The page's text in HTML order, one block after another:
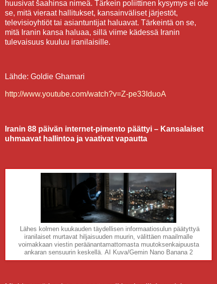
huusivat šaahinsa nimeä. Tärkein poliittinen kysymys ei ole
se, mitä vieraat hallitukset, kansainväliset järjestöt,
televisioyhtiöt tai asiantuntijat haluavat. Tärkeintä on se,
mitä Iranin kansa haluaa, sillä viime kädessä Iranin
tulevaisuus kuuluu iranilaisille.
Lähde: Goldie Ghamari
http://www.youtube.com/watch?v=Z-pe33IduoA
Iranin 88 päivän internet-pimento päättyi – Kansalaiset
uhmaavat hallintoa ja vaativat vapautta
Lähes kolmen kuukauden täydellisen informaatiosulun päätyttyä
iranilaiset murtavat hiljaisuuden muurin, välittäen maailmalle
voimakkaan viestin peräänantamattomasta muutoksenkaipuusta
ankaran sensuurin keskellä. AI Kuva/Gemin Nano Banana 2